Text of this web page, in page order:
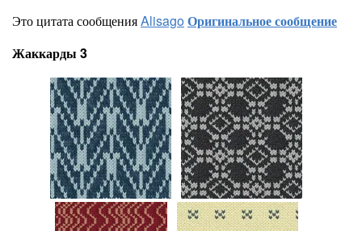
Это цитата сообщенияAlisagoОригинальное сообщение
Жаккарды 3